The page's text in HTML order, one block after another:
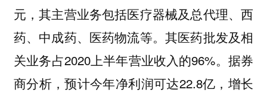
元，其主营业务包括医疗器械及总代理、西
药、中成药、医药物流等。其医药批发及相
关业务占2020上半年营业收入的96%。据券
商分析，预计今年净利润可达22.8亿，增长